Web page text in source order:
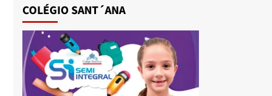
COLÉGIO SANT´ANA